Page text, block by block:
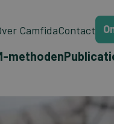
CamfidaContact
methoden